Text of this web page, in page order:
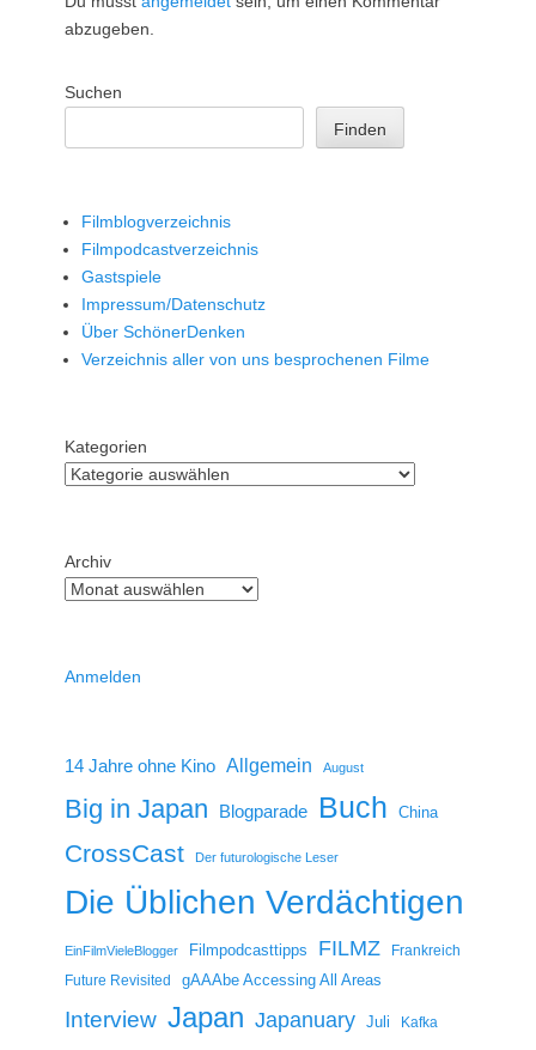
abzugeben.
Suchen
Finden
Filmblogverzeichnis
Filmpodcastverzeichnis
Gastspiele
Impressum/Datenschutz
Über SchönerDenken
Verzeichnis aller von uns besprochenen Filme
Kategorien
Archiv
Anmelden
14 Jahre ohne Kino Allgemein August
Big in Japan Blogparade Buch China
CrossCast Der futurologische Leser
Die Üblichen Verdächtigen
EinFilmVieleBlogger Filmpodcasttipps FILMZ
Frankreich
Future Revisited
gAAAbe Accessing All Areas
Interview Japan Japanuary Juli Kafka